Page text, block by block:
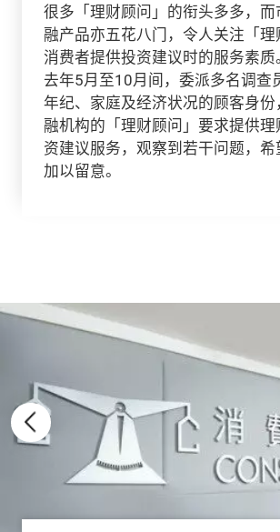
很多「理财顾问」的衔头多多，而
融产品亦五花八门，令人关注「理
消费者提供投资建议时的服务素质
去年5月至10月间，委派多名调查
年纪、家庭及经济状况的顾客身份
融机构的「理财顾问」要求提供理
资建议服务，观察到若干问题，
加以留意。